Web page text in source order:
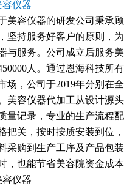
容仪器
美容仪器的研发公司秉承
坚持服务好客户的原则，
与服务。公司成立后服务
人。通过恩海科技所
场，公司于2019年分别在
美容仪器代加工从设计源
量记录，专业的生产流程配
把关，按时按质安装到位
采购到生产工序及产品包
，也能节省美容院资金成本
容仪器